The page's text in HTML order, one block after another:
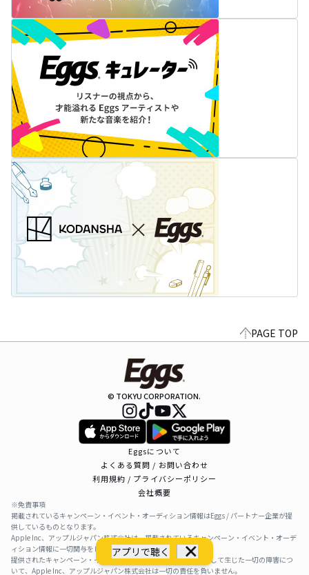
アプリで聴く
PAGE TOP
© TOKYU CORPORATION.
Eggsについて
よくある質問 / お問い合わせ
利用規約 / プライバシーポリシー
会社概要
※免責事項
掲載されているキャンペーン・イベント・オーディション情報はEggs / パートナー企業が提
供しているものとなります。
Apple Inc、アップルジャパン株式会社は、掲載されているキャンペーン・イベント・オーデ
ィション情報に一切関与をしておりません。
提供されたキャンペーン・イベント・オーディション情報を利用して生じた一切の障害につ
いて、Apple Inc、アップルジャパン株式会社は一切の責任を負いません。